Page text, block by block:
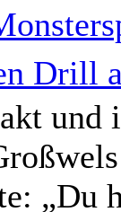
und
„Du